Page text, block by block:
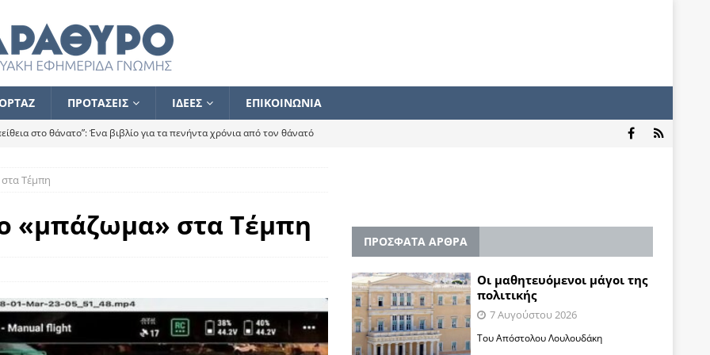
ΠΡΟΤΑΣΕΙΣ ΙΔΕΕΣ ΕΠΙΚΟΙΝΩΝΙΑ
στο θάνατο”: Ένα βιβλίο για τα πενήντα χρόνια από τον θάνατό
ποιος κοροϊδεύει ποιον Αλέξη
ότι δεν υπάρχει παρακολούθηση και κέντρο το οποίο
ΠΡΟΣΩΠΟΓΡΑΦΙΕΣ
των εκλογών
ΑΝΑΓΝΩΣΕΙΣ
Τέμπη
«μπάζωμα» στα Τέμπη ΠΡΟΣΦΑΤΑ ΑΡΘΡΑ
Οι μαθητευόμενοι μάγοι της
πολιτικής
7 Αυγούστου 2026
Του Απόστολου Λουλουδάκη